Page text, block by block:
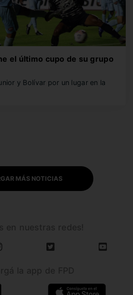
el último cupo de su grupo
y Bolívar por un lugar en la
MÁS NOTICIAS